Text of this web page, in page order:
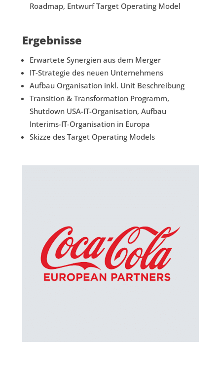
Roadmap, Entwurf Target Operating Model
Ergebnisse
Erwartete Synergien aus dem Merger
IT-Strategie des neuen Unternehmens
Aufbau Organisation inkl. Unit Beschreibung
Transition & Transformation Programm,
Shutdown USA-IT-Organisation, Aufbau
Interims-IT-Organisation in Europa
Skizze des Target Operating Models